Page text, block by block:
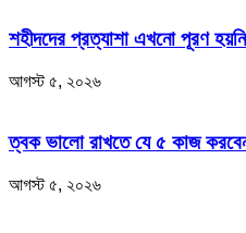
শহীদদের প্রত্যাশা এখনো পূরণ
আগস্ট ৫, ২০২৬
ত্বক ভালো রাখতে যে ৫ কাজ
আগস্ট ৫, ২০২৬